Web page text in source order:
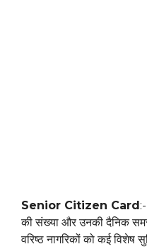
Senior Citizen Card
की संख्या और उनकी दैनिक
वरिष्ठ नागरिकों को कई विशेष